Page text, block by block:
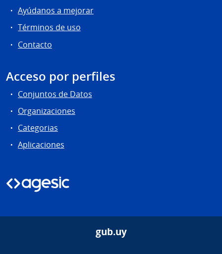
Ayúdanos a mejorar
Términos de uso
Contacto
Acceso por perfiles
Conjuntos de Datos
Organizaciones
Categorias
Aplicaciones
gub.uy